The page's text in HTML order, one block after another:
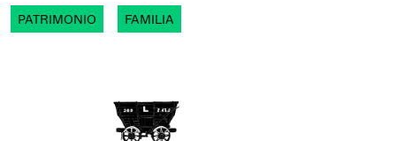
PATRIMONIO FAMILIA